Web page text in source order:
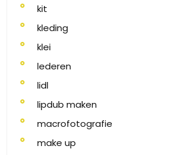
kit
kleding
klei
lederen
lidl
lipdub maken
macrofotografie
make up